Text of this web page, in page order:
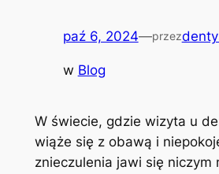
paź 6, 2024—przez
w Blog
W świecie, gdzie wizyta ⁢u
wiąże się z obawą i
znieczulenia jawi się niczym